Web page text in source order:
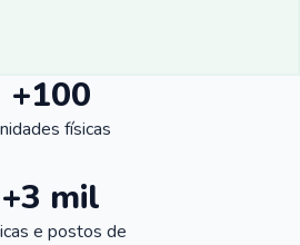
+100
físicas
+3 mil
e postos de